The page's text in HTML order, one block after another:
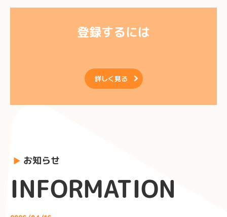
登録するには
詳しく見る
▶ お知らせ
INFORMATION